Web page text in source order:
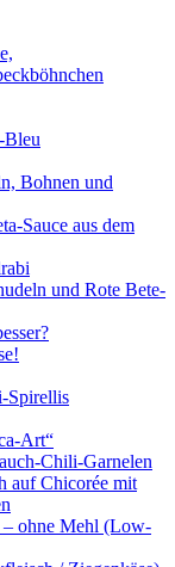
Bleu
Bohnen und
Sauce aus dem
und Rote Bete-
Spirellis
Art“
Chili-Garnelen
auf Chicorée mit
ohne Mehl (Low-